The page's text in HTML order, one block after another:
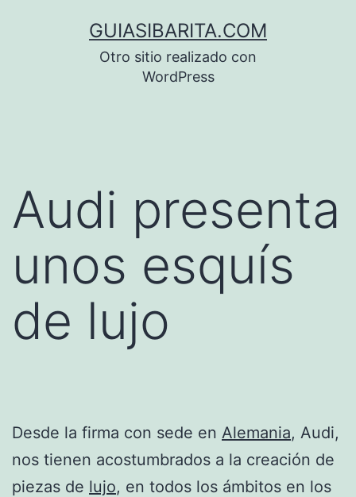
GUIASIBARITA.COM
Otro sitio realizado con
WordPress
Audi presenta
unos esquís
de lujo
Desde la firma con sede en Alemania, Audi,
nos tienen acostumbrados a la creación de
piezas de lujo, en todos los ámbitos en los